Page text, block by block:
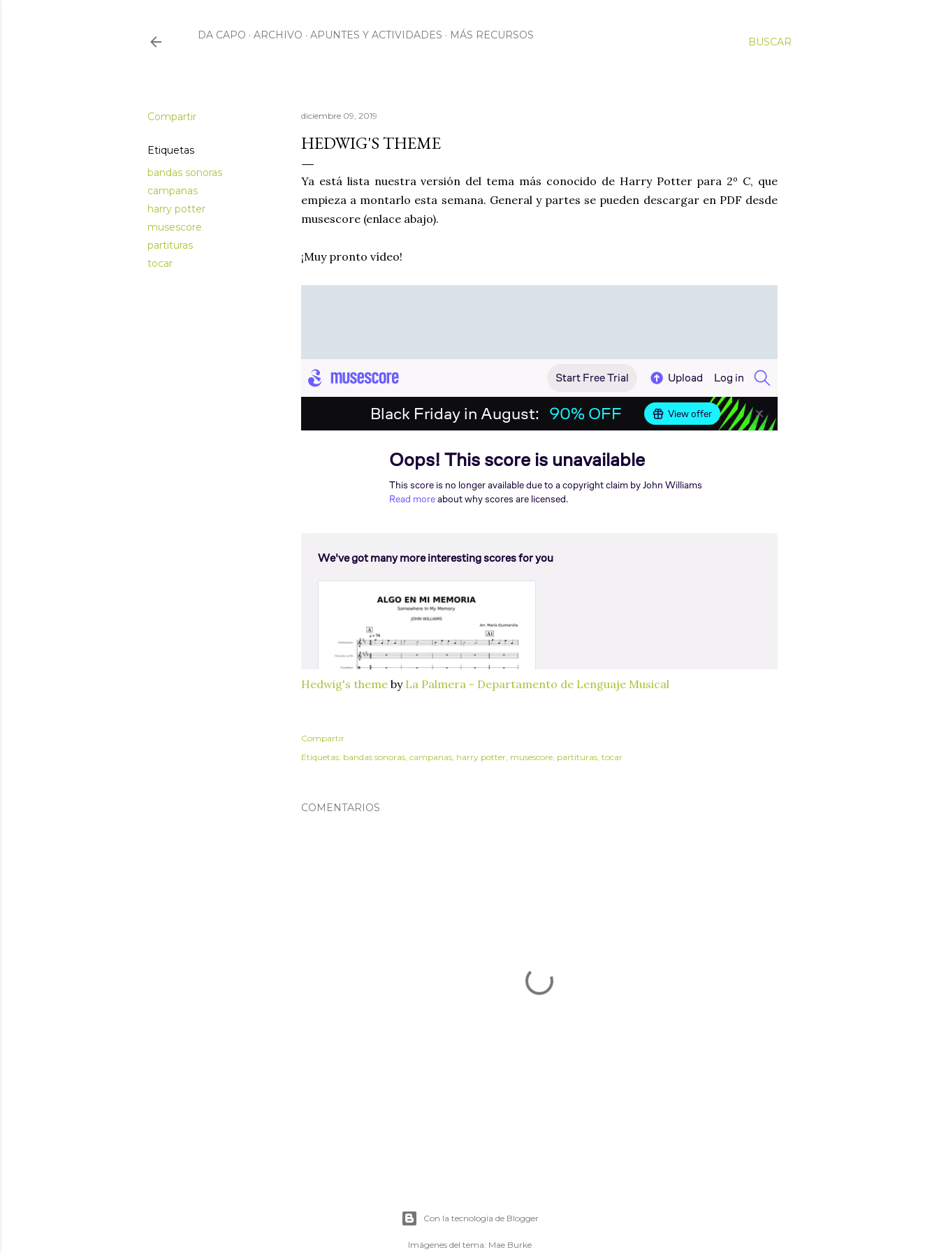
BUSCAR
DA CAPO ARCHIVO APUNTES Y ACTIVIDADES MÁS RECURSOS
Compartir
Etiquetas
bandas sonoras
campanas
harry potter
musescore
partituras
tocar
diciembre 09, 2019
HEDWIG'S THEME
Ya está lista nuestra versión del tema más conocido de Harry Potter para 2º C, que
empieza a montarlo esta semana. General y partes se pueden descargar en PDF desde
musescore (enlace abajo).
¡Muy pronto vídeo!
Hedwig's theme by La Palmera - Departamento de Lenguaje Musical
Compartir
Etiquetas: bandas sonoras campanas harry potter musescore partituras tocar
COMENTARIOS
Con la tecnología de Blogger
Imágenes del tema: Mae Burke